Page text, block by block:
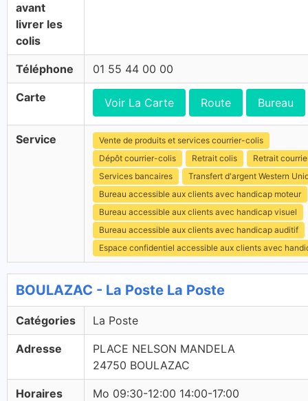
avant
livrer les
colis
Téléphone 01 55 44 00 00
Carte Voir La Carte Route Bureau
Service
Vente de produits et services courrier-colis
Dépôt courrier-colis
Retrait colis
Retrait
Services bancaires
Transfert d'argent Western
Bureau accessible aux clients avec handicap moteur
Bureau accessible aux clients avec handicap visuel
Bureau accessible aux clients avec handicap auditif
Espace confidentiel accessible aux clients avec
BOULAZAC - La Poste La Poste
Catégories La Poste
Adresse
PLACE NELSON MANDELA
24750 BOULAZAC
Horaires
Mo 09:30-12:00 14:00-17:00